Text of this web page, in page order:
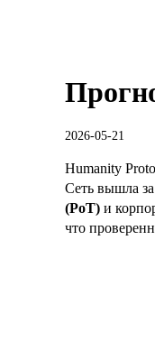
2026-05-21
Humanity
Сеть вышла
(PoT) и
что